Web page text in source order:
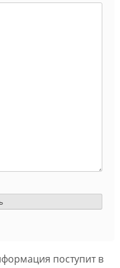
поступит в